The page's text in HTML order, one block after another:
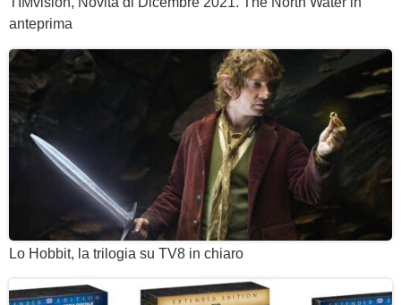
anteprima
Lo Hobbit, la trilogia su TV8 in chiaro